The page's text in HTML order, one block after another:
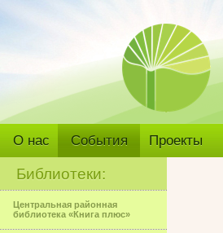
О нас События Проекты
Библиотеки:
Центральная районная
библиотека «Книга плюс»